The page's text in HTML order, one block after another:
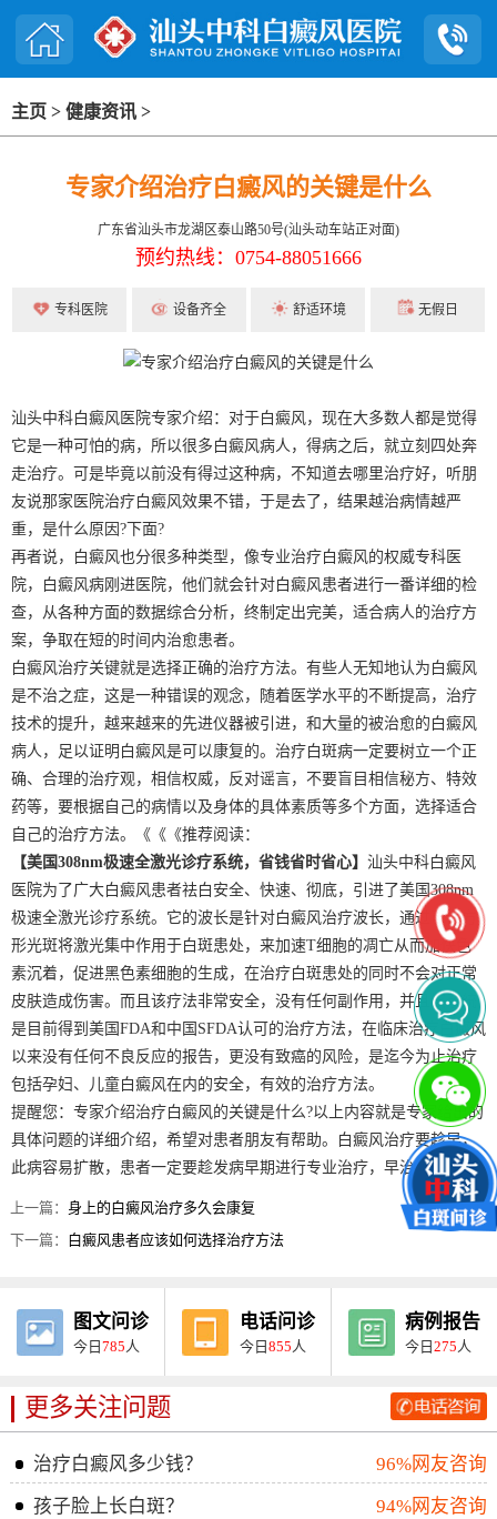
主页 > 健康资讯 >
专家介绍治疗白癜风的关键是什么
广东省汕头市龙湖区泰山路50号(汕头动车站正对面)
预约热线：0754-88051666
专科医院 设备齐全 舒适环境 无假日
汕头中科白癜风医院专家介绍：对于白癜风，现在大多数人都是觉得
它是一种可怕的病，所以很多白癜风病人，得病之后，就立刻四处奔
走治疗。可是毕竟以前没有得过这种病，不知道去哪里治疗好，听朋
友说那家医院治疗白癜风效果不错，于是去了，结果越治病情越严
重，是什么原因?下面?
再者说，白癜风也分很多种类型，像专业治疗白癜风的权威专科医
院，白癜风病刚进医院，他们就会针对白癜风患者进行一番详细的检
查，从各种方面的数据综合分析，终制定出完美，适合病人的治疗方
案，争取在短的时间内治愈患者。
白癜风治疗关键就是选择正确的治疗方法。有些人无知地认为白癜风
是不治之症，这是一种错误的观念，随着医学水平的不断提高，治疗
技术的提升，越来越来的先进仪器被引进，和大量的被治愈的白癜风
病人，足以证明白癜风是可以康复的。治疗白斑病一定要树立一个正
确、合理的治疗观，相信权威，反对谣言，不要盲目相信秘方、特效
药等，要根据自己的病情以及身体的具体素质等多个方面，选择适合
自己的治疗方法。《《《推荐阅读：
【美国308nm极速全激光诊疗系统，省钱省时省心】 汕头中科白癜风
医院为了广大白癜风患者祛白安全、快速、彻底，引进了美国308nm
极速全激光诊疗系统。它的波长是针对白癜风治疗波长，通过可调方
形光斑将激光集中作用于白斑患处，来加速T细胞的凋亡从而加快色
素沉着，促进黑色素细胞的生成，在治疗白斑患处的同时不会对正常
皮肤造成伤害。而且该疗法非常安全，没有任何副作用，并且该系统
是目前得到美国FDA和中国SFDA认可的治疗方法，在临床治疗白癜风
以来没有任何不良反应的报告，更没有致癌的风险，是迄今为止治疗
包括孕妇、儿童白癜风在内的安全，有效的治疗方法。
提醒您：专家介绍治疗白癜风的关键是什么?以上内容就是专家给出的
具体问题的详细介绍，希望对患者朋友有帮助。白癜风治疗要趁早，
此病容易扩散，患者一定要趁发病早期进行专业治疗，早治疗早康复!
上一篇： 身上的白癜风治疗多久会康复
下一篇： 白癜风患者应该如何选择治疗方法
图文问诊
今日785 人
电话问诊
今日855 人
病例报告
今日275 人
更多关注问题
治疗白癜风多少钱？
96%网友咨询
孩子脸上长白斑？
94%网友咨询